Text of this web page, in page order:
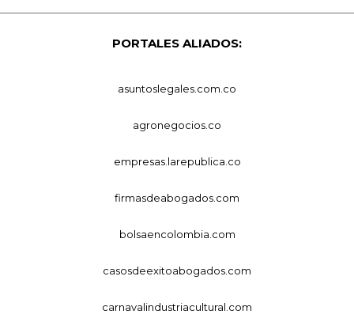
PORTALES ALIADOS:
asuntoslegales.com.co
agronegocios.co
empresas.larepublica.co
firmasdeabogados.com
bolsaencolombia.com
casosdeexitoabogados.com
carnavalindustriacultural.com